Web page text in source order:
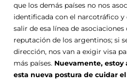
que los demás países no nos
identificada con el narcotráfico y
salir de esa línea de
reputación de los argentinos; si
dirección, nos van a exigir visa
más países. Nuevamente, estoy
esta nueva postura de cuidar